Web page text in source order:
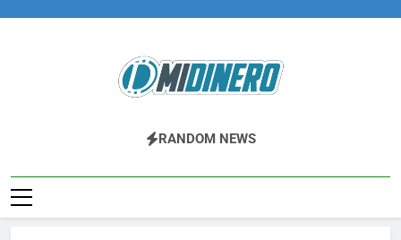
Midinero.co
Fintech, Criptomonedas
RANDOM NEWS